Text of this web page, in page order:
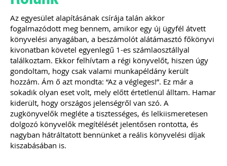
Webáruházak és e-
kereskedelem működése a
gyakorlatban
Webshop üzemeltetőknek és
könyvelőknek
2021.
ÁLTALÁNOS TUDNIVALÓK, HASZNOS
TIPPEK, TANÁCSOK
WEBÁRUHÁZAT INDÍTÓK ÉS
ÜZEMELTETŐK RÉSZÉRE
Az egyesület alapításának csírája talán akkor
fogalmazódott meg bennem, amikor egy új ügyfél átvett
könyvelési anyagában, a beszámolót alátámasztó főkönyvi
kivonatban követel egyenlegű 1-es számlaosztállyal
találkoztam. Ekkor felhívtam a régi könyvelőt, hiszen úgy
gondoltam, hogy csak valami munkapéldány került
hozzám. Ám ő azt mondta: “Az a végleges!”. Ez már a
sokadik olyan eset volt, mely előtt értetlenül álltam. Hamar
kiderült, hogy országos jelenségről van szó. A
zugkönyvelők megléte a tisztességes, és lelkiismeretesen
dolgozó könyvelők megítélését jelentősen rontotta, és
nagyban hátráltatott bennünket a reális könyvelési díjak
kiszabásában is.